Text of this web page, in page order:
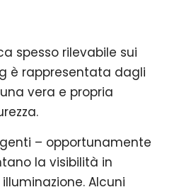
spesso rilevabile sui
è rappresentata dagli
vera e propria
– opportunamente
la visibilità in
Alcuni